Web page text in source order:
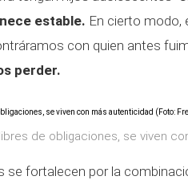
estable. En cierto modo,
con quien antes
perder.
de obligaciones, se viven
se fortalecen por la